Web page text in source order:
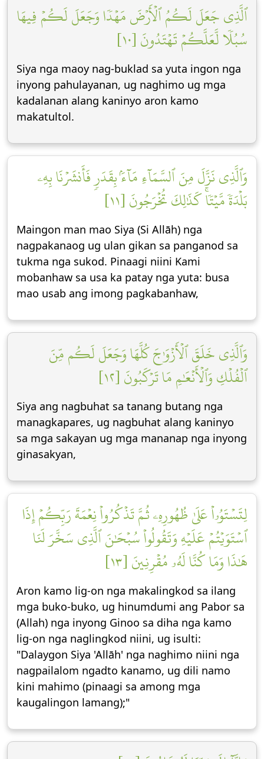
ٱلَّذِي جَعَلَ لَكُمُ ٱلۡأَرۡضَ مَهۡدٗا وَجَعَلَ لَكُمۡ فِيهَا
سُبُلٗا لَّعَلَّكُمۡ تَهۡتَدُونَ [١٠]
Siya nga maoy nag-buklad sa yuta ingon nga
inyong pahulayanan, ug naghimo ug mga
kadalanan alang kaninyo aron kamo
makatultol.
وَٱلَّذِي نَزَّلَ مِنَ ٱلسَّمَآءِ مَآءَۢ بِقَدَرٖ فَأَنشَرۡنَا بِهِۦ
بَلۡدَةٗ مَّيۡتٗاۚ كَذَٰلِكَ تُخۡرَجُونَ [١١]
Maingon man mao Siya (Si Allāh) nga
nagpakanaog ug ulan gikan sa panganod sa
tukma nga sukod. Pinaagi niini Kami
mobanhaw sa usa ka patay nga yuta: busa
mao usab ang imong pagkabanhaw,
وَٱلَّذِي خَلَقَ ٱلۡأَزۡوَٰجَ كُلَّهَا وَجَعَلَ لَكُم مِّنَ
ٱلۡفُلۡكِ وَٱلۡأَنۡعَٰمِ مَا تَرۡكَبُونَ [١٢]
Siya ang nagbuhat sa tanang butang nga
managkapares, ug nagbuhat alang kaninyo
sa mga sakayan ug mga mananap nga inyong
ginasakyan,
لِتَسۡتَوُۥاْ عَلَىٰ ظُهُورِهِۦ ثُمَّ تَذۡكُرُواْ نِعۡمَةَ رَبِّكُمۡ إِذَا
ٱسۡتَوَيۡتُمۡ عَلَيۡهِ وَتَقُولُواْ سُبۡحَٰنَ ٱلَّذِي سَخَّرَ لَنَا
هَٰذَا وَمَا كُنَّا لَهُۥ مُقۡرِنِينَ [١٣]
Aron kamo lig-on nga makalingkod sa ilang
mga buko-buko, ug hinumdumi ang Pabor sa
(Allah) nga inyong Ginoo sa diha nga kamo
lig-on nga naglingkod niini, ug isulti:
"Dalaygon Siya 'Allāh' nga naghimo niini nga
nagpailalom ngadto kanamo, ug dili namo
kini mahimo (pinaagi sa among mga
kaugalingon lamang);"